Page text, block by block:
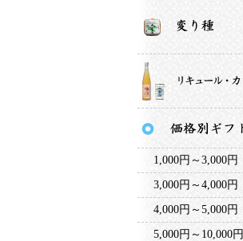
1,000円～3,000円
3,000円～4,000円
4,000円～5,000円
5,000円～10,000円